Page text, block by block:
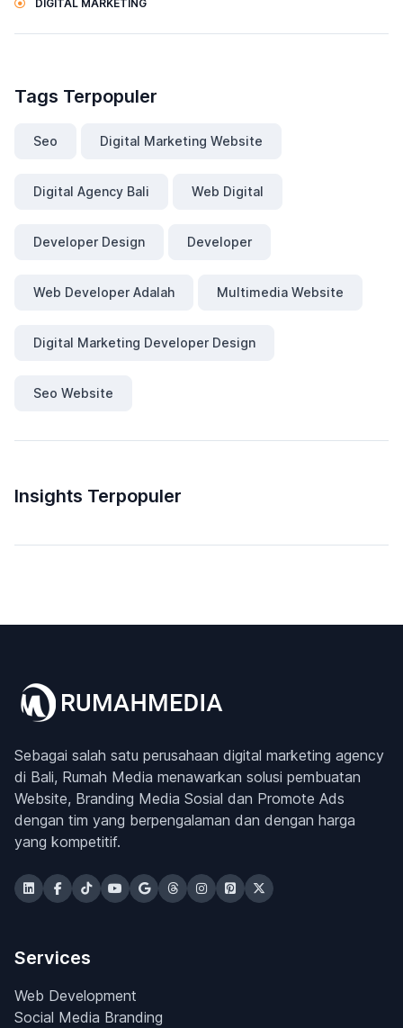
DIGITAL MARKETING
Tags Terpopuler
Seo Digital Marketing Website
Digital Agency Bali Web Digital
Developer Design Developer
Web Developer Adalah Multimedia Website
Digital Marketing Developer Design
Seo Website
Insights Terpopuler
Sebagai salah satu perusahaan digital marketing agency
di Bali, Rumah Media menawarkan solusi pembuatan
Website, Branding Media Sosial dan Promote Ads
dengan tim yang berpengalaman dan dengan harga
yang kompetitif.
Services
Web Development
Social Media Branding